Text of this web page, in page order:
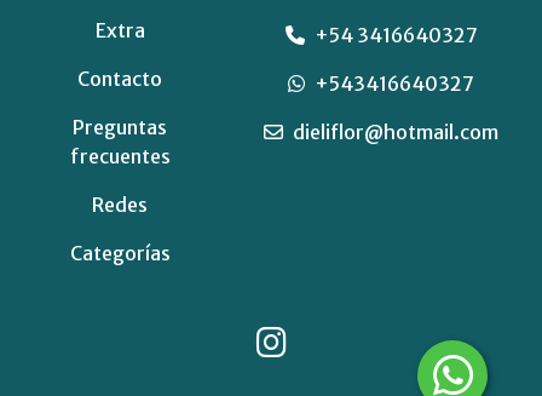
Extra
Contacto
Preguntas
frecuentes
Redes
Categorías
+54 3416640327
+543416640327
dieliflor@hotmail.com